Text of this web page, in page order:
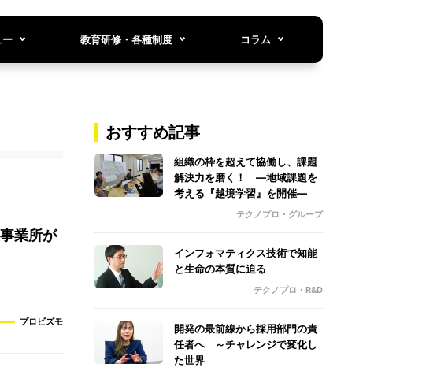
ー 教育研修・各種制度 コラム
業所が
プロビズモ
おすすめ記事
組織の枠を超えて協働し、課題
解決力を磨く！ ―地域課題を
考える『越境学習』を開催―
テクノプロ・グループ
インフォマティクス技術で知能
と生命の本質に迫る
テクノプロ・R&D
開発の最前線から採用部門の責
任者へ ～チャレンジで変化し
た世界